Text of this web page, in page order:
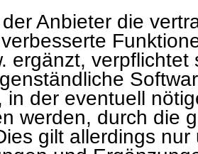
Anbieter die
ergänzt, verpflichtet
in der eventuell
werden, durch die
gilt allerdings